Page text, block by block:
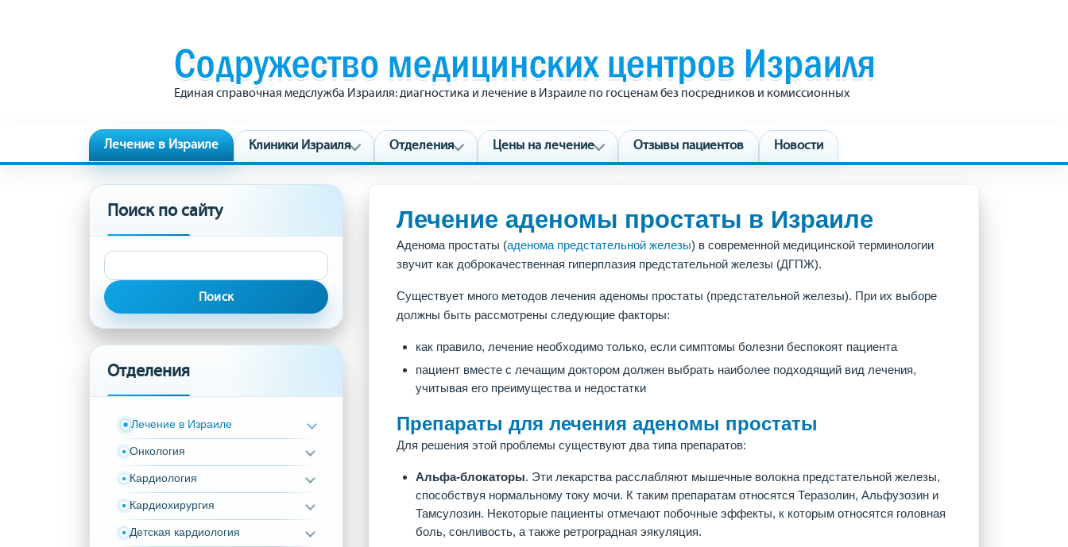
Единая справочная медслужба Израиля: диагностика и лечение в Израиле по госценам без посредников и комиссионных
Лечение в Израиле Клиники Израиля Отделения Цены на лечение Отзывы пациентов Новости
Поиск по сайту
Найти:
Отделения
Лечение в Израиле
Онкология
Кардиология
Кардиохирургия
Детская кардиология
Лечение аденомы простаты в Израиле
Аденома простаты (аденома предстательной железы) в современной медицинской терминологии
звучит как доброкачественная гиперплазия предстательной железы (ДГПЖ).
Существует много методов лечения аденомы простаты (предстательной железы). При их выборе
должны быть рассмотрены следующие факторы:
как правило, лечение необходимо только, если симптомы болезни беспокоят пациента
пациент вместе с лечащим доктором должен выбрать наиболее подходящий вид лечения,
учитывая его преимущества и недостатки
Препараты для лечения аденомы простаты
Для решения этой проблемы существуют два типа препаратов:
Альфа-блокаторы. Эти лекарства расслабляют мышечные волокна предстательной железы,
способствуя нормальному току мочи. К таким препаратам относятся Теразолин, Альфузозин и
Тамсулозин. Некоторые пациенты отмечают побочные эффекты, к которым относятся головная
боль, сонливость, а также ретроградная эякуляция.